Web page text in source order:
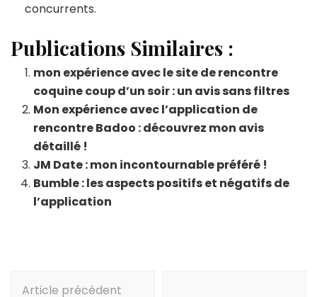
concurrents.
Publications Similaires :
mon expérience avec le site de rencontre
coquine coup d’un soir : un avis sans filtres
Mon expérience avec l’application de
rencontre Badoo : découvrez mon avis
détaillé !
JM Date : mon incontournable préféré !
Bumble : les aspects positifs et négatifs de
l’application
Article précédent